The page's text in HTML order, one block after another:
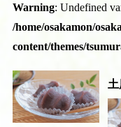
Warning: Undefined
/home/osakamon/
content/themes/